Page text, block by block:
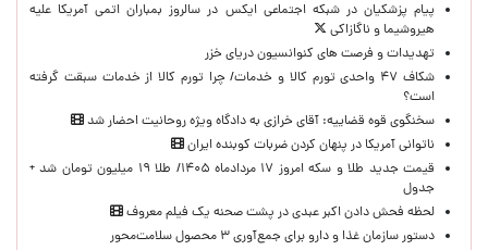
پیام پزشکیان در شبکه اجتماعی ایکس در سالروز بمباران اتمی آمریکا علیه
هیروشیما و ناگازاکی
تهدیدات و فرصت های کنوانسیون دریای خزر
شکاف ۴۷ واحدی تورم کالا و خدمات/ چرا تورم کالا از خدمات سبقت گرفته
است؟
سخنگوی قوه قضاییه: آقای خرازی به دادگاه ویژه روحانیت احضار شد
ناتوانی آمریکا در پنهان کردن ضربات کوبنده ایران
قیمت جدید طلا و سکه امروز ۱۷ مردادماه ۱۴۰۵/ طلا ۱۹ میلیون تومان شد +
جدول
لحظه‌ فحش دادن اکبر عبدی در پشت صحنه یک فیلم معروف
دستور سازمان غذا و دارو برای جمع‌آوری ۳ محصول سلامت‌محور